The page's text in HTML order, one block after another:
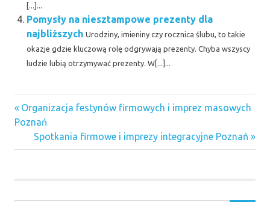
[...]...
Pomysły na niesztampowe prezenty dla
najbliższych Urodziny, imieniny czy rocznica ślubu, to takie
okazje gdzie kluczową rolę odgrywają prezenty. Chyba wszyscy
ludzie lubią otrzymywać prezenty. W[...]...
eventowe
fotobudka
Warszawa
Nawigacja
wpisu
Previous
Post:
Organizacja festynów firmowych i imprez masowych
Poznań
Next
Post:
Spotkania firmowe i imprezy integracyjne Poznań